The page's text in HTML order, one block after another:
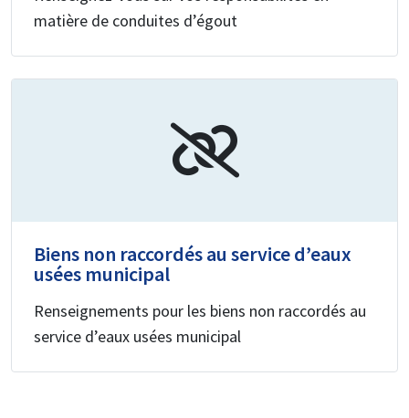
matière de conduites d’égout
Biens non raccordés au service d’eaux
usées municipal
Renseignements pour les biens non raccordés au
service d’eaux usées municipal